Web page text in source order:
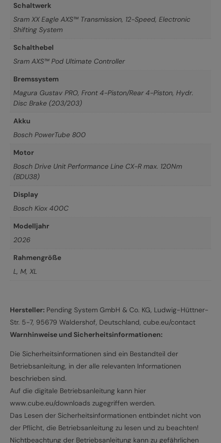
Schaltwerk
Sram XX Eagle AXS™ Transmission, 12-Speed, Electronic
Shifting System
Schalthebel
Sram AXS™ Pod Ultimate Controller
Bremssystem
Magura Gustav PRO, Front 4-Piston/Rear 4-Piston, Hydr.
Disc Brake (203/203)
Akku
Bosch PowerTube 800
Motor
Bosch Drive Unit Performance Line CX-R max. 120Nm
(BDU38)
Display
Bosch Kiox 400C
Modelljahr
2026
Rahmengröße
L, M, XL
Hersteller: Pending System GmbH & Co. KG, Ludwig-Hüttner-
Str. 5-7, 95679 Waldershof, Deutschland, cube.eu/contact
Warnhinweise und Sicherheitsinformationen:
Die Sicherheitsinformationen sind ein Bestandteil der
Betriebsanleitung, in der alle relevanten Informationen
beschrieben sind.
Auf die digitale Betriebsanleitung kann hier
www.cube.eu/downloads zugegriffen werden.
Das Lesen der Sicherheitsinformationen entbindet nicht von
der Pflicht, die Betriebsanleitung zu lesen und zu beachten!
Nichtbeachtung der Betriebsanleitung kann zu gefährlichen